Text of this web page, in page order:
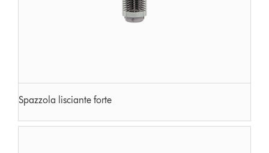
Spazzola lisciante forte